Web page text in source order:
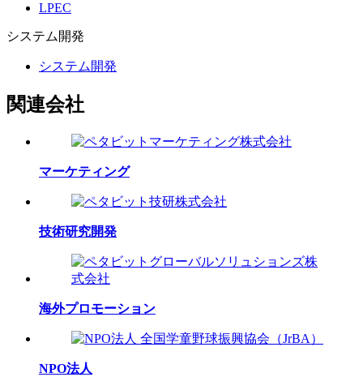
LPEC
システム 開発
システム開発
関連会社
マーケティング
技術研究開発
海外プロモーション
NPO法人